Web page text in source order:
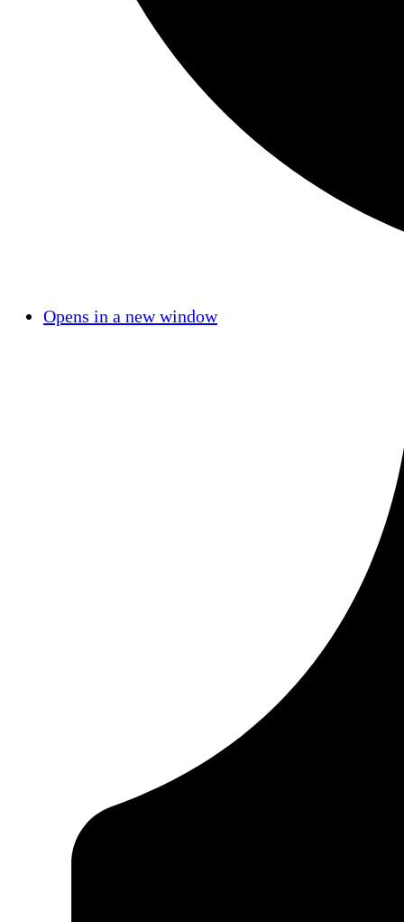
Opens in a new window